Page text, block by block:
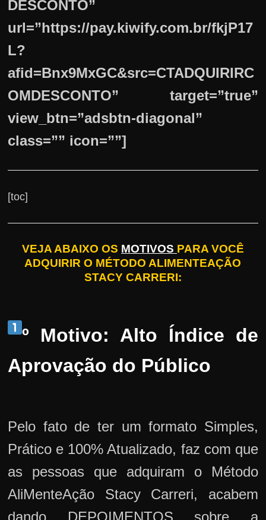
DESCONTO”
url=”https://pay.kiwify.com.br/fkjP17
L?
afid=Bnx9MxGC&src=CTADQUIRIRC
OMDESCONTO” target=”true”
view_btn=”adsbtn-diagonal”
class=”” icon=””]
[toc]
VEJA ABAIXO OS MOTIVOS PARA VOCÊ
ADQUIRIR O MÉTODO ALIMENTEAÇÃO
STACY CARRERI:
º Motivo: Alto Índice de
Aprovação do Público
Pelo fato de ter um formato Simples,
Prático e 100% Atualizado, faz com que
as pessoas que adquiram o Método
AliMenteAção Stacy Carreri, acabem
dando DEPOIMENTOS sobre a